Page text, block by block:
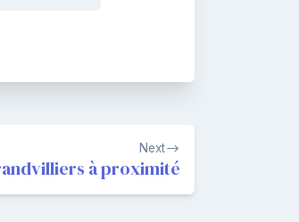
Next
à proximité